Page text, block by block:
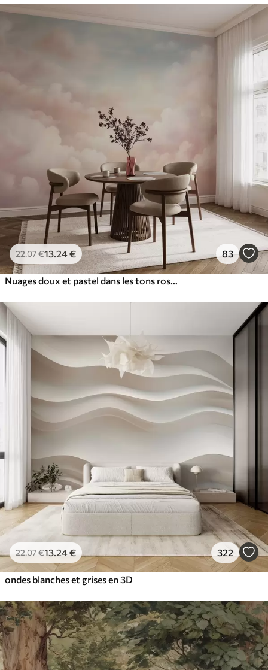
22.07€13 .24€ 83
22.07€13 .24€ 322
ondes blanches et grises en 3D